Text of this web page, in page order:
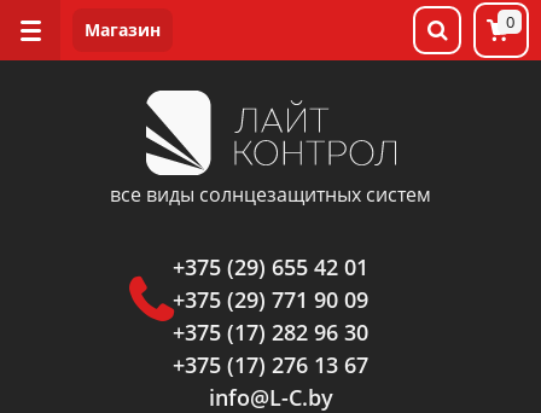
все виды солнцезащитных систем
+375 (29) 655 42 01
+375 (29) 771 90 09
+375 (17) 282 96 30
+375 (17) 276 13 67
info@L-C.by
0